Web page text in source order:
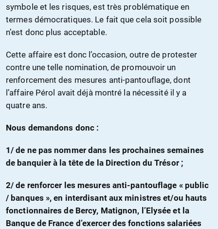
symbole et les risques, est très problématique en
termes démocratiques. Le fait que cela soit possible
n’est donc plus acceptable.
Cette affaire est donc l’occasion, outre de protester
contre une telle nomination, de promouvoir un
renforcement des mesures anti-pantouflage, dont
l’affaire Pérol avait déjà montré la nécessité il y a
quatre ans.
Nous demandons donc :
1/ de ne pas nommer dans les prochaines semaines
de banquier à la tête de la Direction du Trésor ;
2/ de renforcer les mesures anti-pantouflage « public
/ banques », en interdisant aux ministres et/ou hauts
fonctionnaires de Bercy, Matignon, l’Elysée et la
Banque de France d’exercer des fonctions salariées